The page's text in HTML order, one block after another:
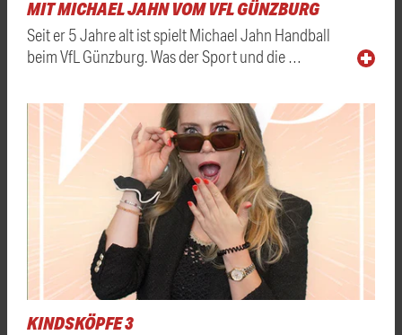
MIT MICHAEL JAHN VOM VFL GÜNZBURG
Seit er 5 Jahre alt ist spielt Michael Jahn Handball
beim VfL Günzburg. Was der Sport und die …
KINDSKÖPFE 3